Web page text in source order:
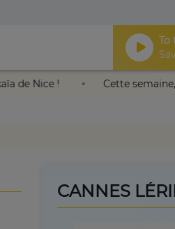
Nikaïa de Nice ! Cette
CANNES